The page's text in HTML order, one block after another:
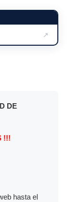
↗
DE
!!!
hasta el